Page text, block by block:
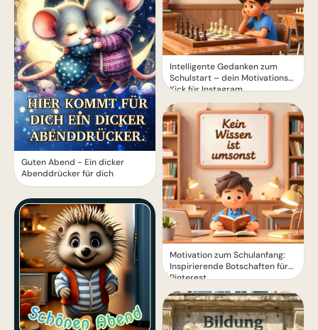
Guten Abend - Ein dicker
Abenddrücker für dich
Intelligente Gedanken zum
Schulstart – dein Motivations-
Kick für Instagram
Motivation zum Schulanfang:
Inspirierende Botschaften für
Pinterest